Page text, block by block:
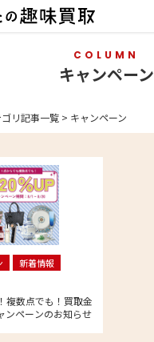
COLUMN
キャンペーン
リ記事一覧 > キャンペーン
新着情報
複数点でも！買取金
ンペーンのお知らせ